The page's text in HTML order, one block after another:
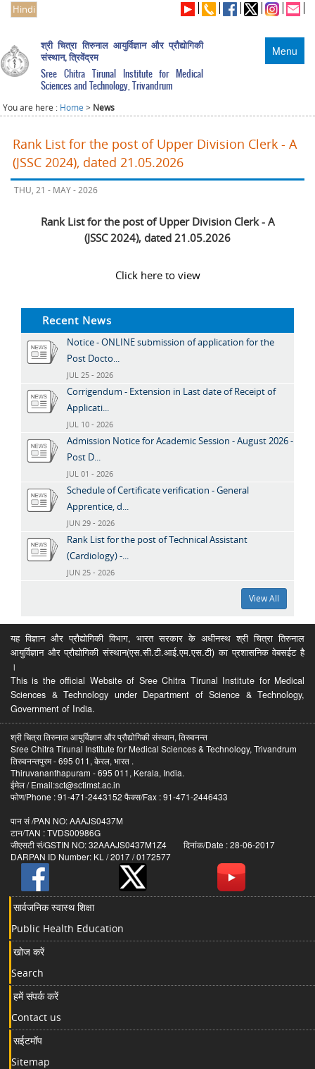
Hindi
Menu
श्री चित्रा तिरुनाल आयुर्विज्ञान और प्रौद्योगिकी
संस्थान, त्रिवेंद्रम
Sree Chitra Tirunal Institute for Medical
Sciences and Technology, Trivandrum
You are here : Home > News
Rank List for the post of Upper Division Clerk - A
(JSSC 2024), dated 21.05.2026
THU, 21 - MAY - 2026
Rank List for the post of Upper Division Clerk - A
(JSSC 2024), dated 21.05.2026
Click here to view
Recent News
Notice - ONLINE submission of application for the
Post Docto...
JUL 25 - 2026
Corrigendum - Extension in Last date of Receipt of
Applicati...
JUL 10 - 2026
Admission Notice for Academic Session - August 2026 -
Post D...
JUL 01 - 2026
Schedule of Certificate verification - General
Apprentice, d...
JUN 29 - 2026
Rank List for the post of Technical Assistant
(Cardiology) -...
JUN 25 - 2026
View All
यह विज्ञान और प्रौद्योगिकी विभाग, भारत सरकार के अधीनस्थ श्री चित्रा तिरुनाल
आयुर्विज्ञान और प्रौद्योगिकी संस्थान(एस.सी.टी.आई.एम.एस.टी) का प्रशासनिक वेबसईट है
।
This is the official Website of Sree Chitra Tirunal Institute for Medical
Sciences & Technology under Department of Science & Technology,
Government of India.
श्री चित्रा तिरुनाल आयुर्विज्ञान और प्रौद्योगिकी संस्थान, तिरुवनन्त
Sree Chitra Tirunal Institute for Medical Sciences & Technology, Trivandrum
तिरुवनन्तपुरम - 695 011, केरल, भारत .
Thiruvananthapuram - 695 011, Kerala, India.
ईमेल / Email:sct@sctimst.ac.in
फोण/Phone : 91-471-2443152 फैक्स/Fax : 91-471-2446433
पान सं /PAN NO: AAAJS0437M
टान/TAN : TVDS00986G
जीएसटी सं/GSTIN NO: 32AAAJS0437M1Z4 दिनांक/Date : 28-06-2017
DARPAN ID Number: KL / 2017 / 0172577
सार्वजनिक स्वास्थ शिक्षा
Public Health Education
खोज करें
Search
हमें संपर्क करें
Contact us
सईटमॉप
Sitemap